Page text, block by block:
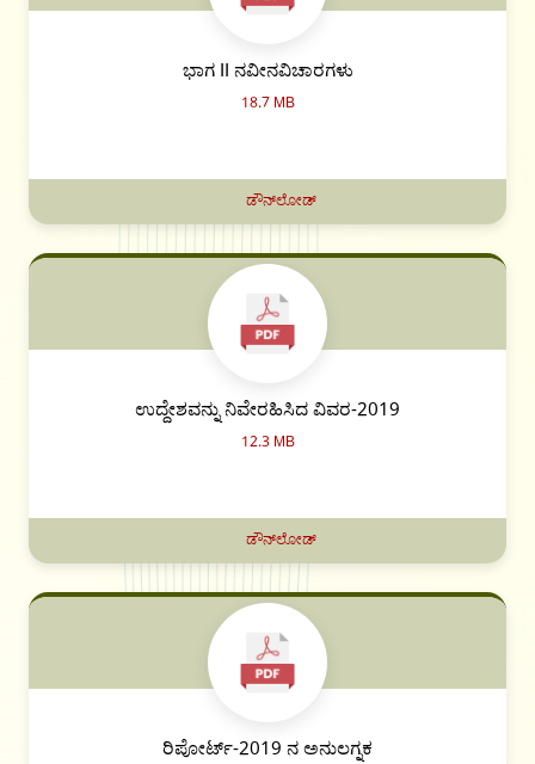
ಭಾಗ II ನವೀನವಿಚಾರಗಳು
18.7 MB
ಡೌನ್‌ಲೋಡ್
ಉದ್ದೇಶವನ್ನು ನಿವೇರಹಿಸಿದ ವಿವರ-2019
12.3 MB
ಡೌನ್‌ಲೋಡ್
ರಿಪೋರ್ಟ್-2019 ನ ಅನುಲಗ್ನಕ